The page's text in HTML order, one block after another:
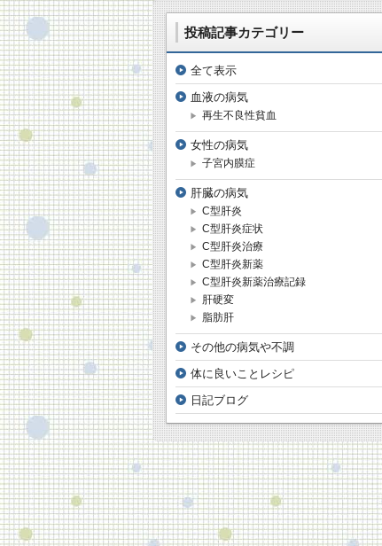
投稿記事カテゴリー
全て表示
血液の病気
再生不良性貧血
女性の病気
子宮内膜症
肝臓の病気
C型肝炎
C型肝炎症状
C型肝炎治療
C型肝炎新薬
C型肝炎新薬治療記録
肝硬変
脂肪肝
その他の病気や不調
体に良いことレシピ
日記ブログ